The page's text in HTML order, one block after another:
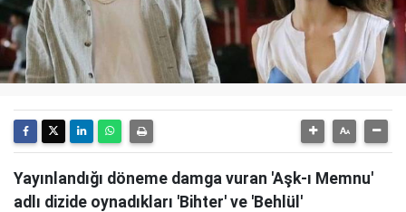
Yayınlandığı döneme damga vuran 'Aşk-ı Memnu'
adlı dizide oynadıkları 'Bihter' ve 'Behlül'